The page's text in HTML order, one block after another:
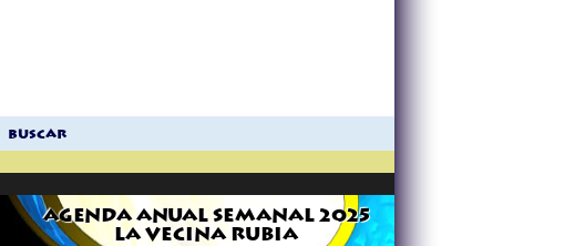
buscar
AGENDA ANUAL SEMANAL 2025
LA VECINA RUBIA